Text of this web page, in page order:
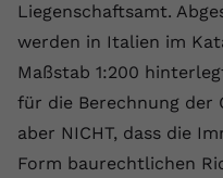
Liegenschaftsamt.
werden in Italien im
Maßstab 1:200
für die Berechnung der
aber NICHT, dass die
Form baurechtlichen